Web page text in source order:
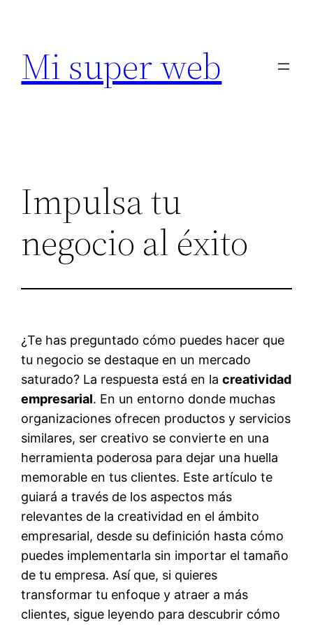
contenido
Mi super web
Impulsa tu
negocio al éxito
¿Te has preguntado cómo puedes hacer que
tu negocio se destaque en un mercado
saturado? La respuesta está en lacreatividad
empresarial. En un entorno donde muchas
organizaciones ofrecen productos y servicios
similares, ser creativo se convierte en una
herramienta poderosa para dejar una huella
memorable en tus clientes. Este artículo te
guiará a través de los aspectos más
relevantes de la creatividad en el ámbito
empresarial, desde su definición hasta cómo
puedes implementarla sin importar el tamaño
de tu empresa. Así que, si quieres
transformar tu enfoque y atraer a más
clientes, sigue leyendo para descubrir cómo